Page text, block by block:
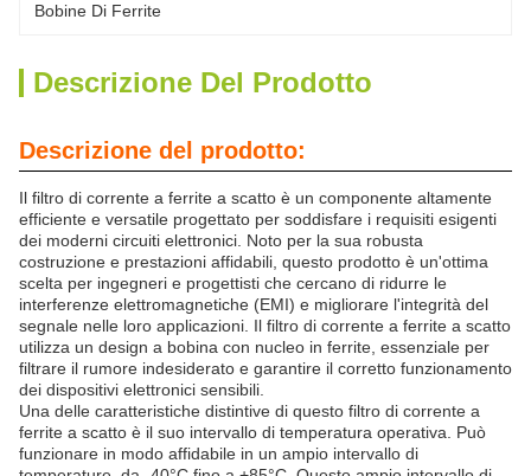
Bobine Di Ferrite
Descrizione Del Prodotto
Descrizione del prodotto:
Il filtro di corrente a ferrite a scatto è un componente altamente
efficiente e versatile progettato per soddisfare i requisiti esigenti
dei moderni circuiti elettronici. Noto per la sua robusta
costruzione e prestazioni affidabili, questo prodotto è un'ottima
scelta per ingegneri e progettisti che cercano di ridurre le
interferenze elettromagnetiche (EMI) e migliorare l'integrità del
segnale nelle loro applicazioni. Il filtro di corrente a ferrite a scatto
utilizza un design a bobina con nucleo in ferrite, essenziale per
filtrare il rumore indesiderato e garantire il corretto funzionamento
dei dispositivi elettronici sensibili.
Una delle caratteristiche distintive di questo filtro di corrente a
ferrite a scatto è il suo intervallo di temperatura operativa. Può
funzionare in modo affidabile in un ampio intervallo di